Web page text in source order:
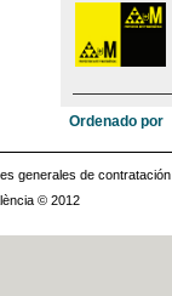
Ordenado por
generales de contratación
© 2012